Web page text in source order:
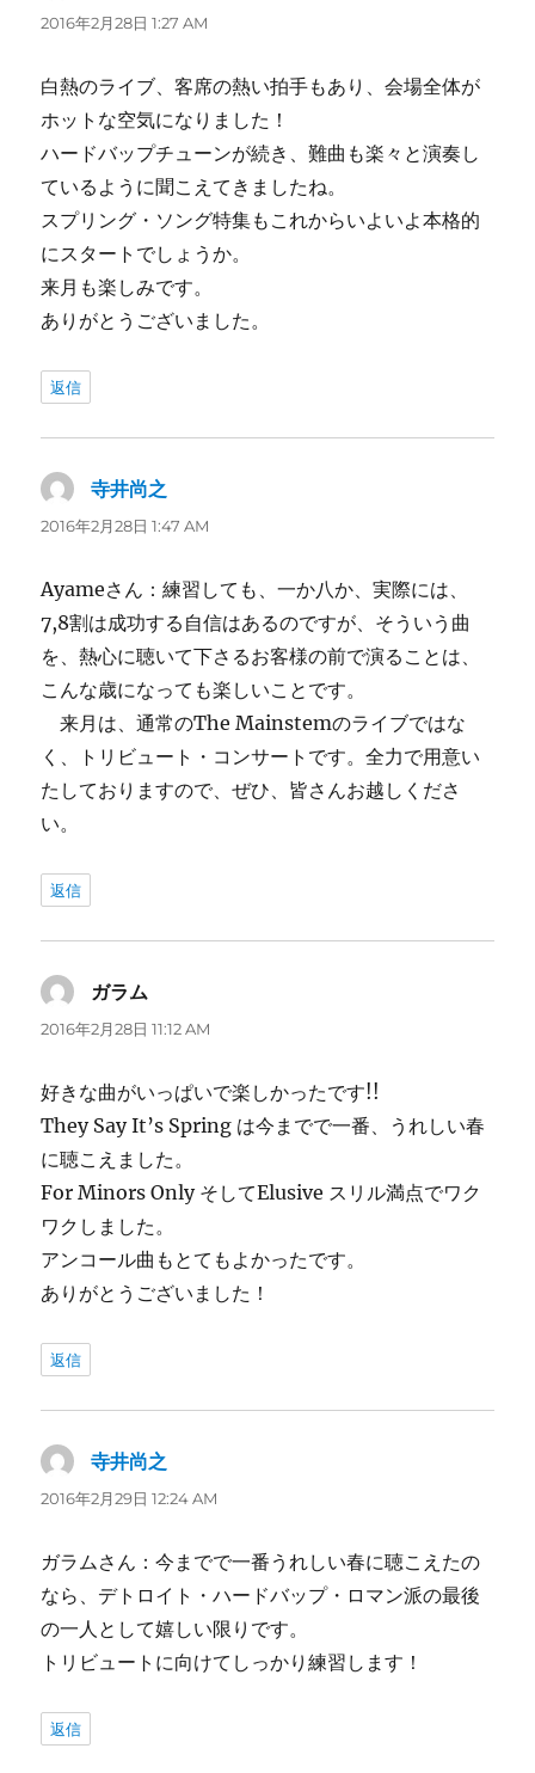
り:
2016年2月28日 1:27 AM
白熱のライブ、客席の熱い拍手もあり、会場全体が
ホットな空気になりました！
ハードバップチューンが続き、難曲も楽々と演奏し
ているように聞こえてきましたね。
スプリング・ソング特集もこれからいよいよ本格的
にスタートでしょうか。
来月も楽しみです。
ありがとうございました。
返信
寺井尚之
り:
2016年2月28日 1:47 AM
Ayameさん：練習しても、一か八か、実際には、
7,8割は成功する自信はあるのですが、そういう曲
を、熱心に聴いて下さるお客様の前で演ることは、
こんな歳になっても楽しいことです。
来月は、通常のThe Mainstemのライブではな
く、トリビュート・コンサートです。全力で用意い
たしておりますので、ぜひ、皆さんお越しくださ
い。
返信
ガラム
り:
2016年2月28日 11:12 AM
好きな曲がいっぱいで楽しかったです!!
They Say It’s Spring は今までで一番、うれしい春
に聴こえました。
For Minors Only そしてElusive スリル満点でワク
ワクしました。
アンコール曲もとてもよかったです。
ありがとうございました！
返信
寺井尚之
り:
2016年2月29日 12:24 AM
ガラムさん：今までで一番うれしい春に聴こえたの
なら、デトロイト・ハードバップ・ロマン派の最後
の一人として嬉しい限りです。
トリビュートに向けてしっかり練習します！
返信